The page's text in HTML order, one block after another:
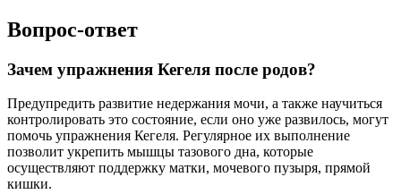
Вопрос-ответ
Зачем упражнения Кегеля после родов?
Предупредить развитие недержания мочи, а также научиться
контролировать это состояние, если оно уже развилось, могут
помочь упражнения Кегеля. Регулярное их выполнение
позволит укрепить мышцы тазового дна, которые
осуществляют поддержку матки, мочевого пузыря, прямой
кишки.